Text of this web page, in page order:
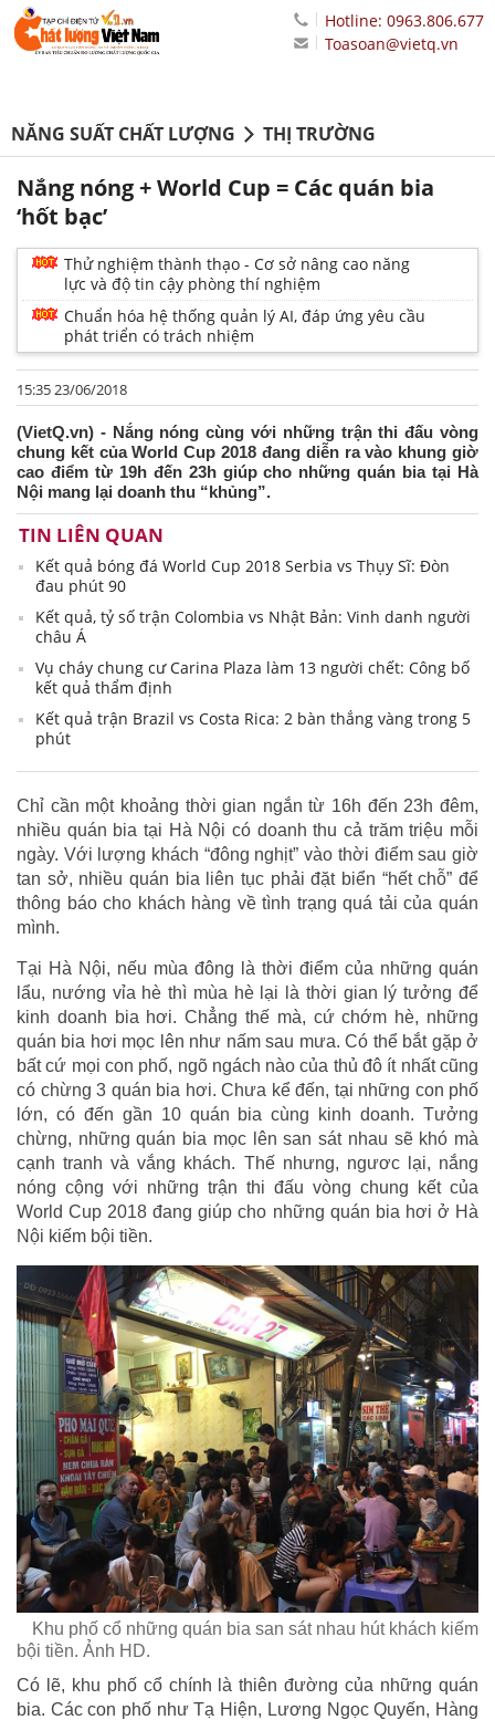
Hotline: 0963.806.677
Toasoan@vietq.vn
NĂNG SUẤT CHẤT LƯỢNG THỊ TRƯỜNG
Nắng nóng + World Cup = Các quán bia
‘hốt bạc’
Thử nghiệm thành thạo - Cơ sở nâng cao năng
lực và độ tin cậy phòng thí nghiệm
Chuẩn hóa hệ thống quản lý AI, đáp ứng yêu cầu
phát triển có trách nhiệm
15:35 23/06/2018
(VietQ.vn) - Nắng nóng cùng với những trận thi đấu vòng
chung kết của World Cup 2018 đang diễn ra vào khung giờ
cao điểm từ 19h đến 23h giúp cho những quán bia tại Hà
Nội mang lại doanh thu “khủng”.
TIN LIÊN QUAN
Kết quả bóng đá World Cup 2018 Serbia vs Thụy Sĩ: Đòn
đau phút 90
Kết quả, tỷ số trận Colombia vs Nhật Bản: Vinh danh người
châu Á
Vụ cháy chung cư Carina Plaza làm 13 người chết: Công bố
kết quả thẩm định
Kết quả trận Brazil vs Costa Rica: 2 bàn thắng vàng trong 5
phút
Chỉ cần một khoảng thời gian ngắn từ 16h đến 23h đêm,
nhiều quán bia tại Hà Nội có doanh thu cả trăm triệu mỗi
ngày. Với lượng khách “đông nghịt” vào thời điểm sau giờ
tan sở, nhiều quán bia liên tục phải đặt biển “hết chỗ” để
thông báo cho khách hàng về tình trạng quá tải của quán
mình.
Tại Hà Nội, nếu mùa đông là thời điểm của những quán
lẩu, nướng vỉa hè thì mùa hè lại là thời gian lý tưởng để
kinh doanh bia hơi. Chẳng thế mà, cứ chớm hè, những
quán bia hơi mọc lên như nấm sau mưa. Có thể bắt gặp ở
bất cứ mọi con phố, ngõ ngách nào của thủ đô ít nhất cũng
có chừng 3 quán bia hơi. Chưa kể đến, tại những con phố
lớn, có đến gần 10 quán bia cùng kinh doanh. Tưởng
chừng, những quán bia mọc lên san sát nhau sẽ khó mà
cạnh tranh và vắng khách. Thế nhưng, ngươc lại, nắng
nóng cộng với những trận thi đấu vòng chung kết của
World Cup 2018 đang giúp cho những quán bia hơi ở Hà
Nội kiếm bội tiền.
Khu phố cổ những quán bia san sát nhau hút khách kiếm
bội tiền. Ảnh HD.
Có lẽ, khu phố cổ chính là thiên đường của những quán
bia. Các con phố như Tạ Hiện, Lương Ngọc Quyến, Hàng